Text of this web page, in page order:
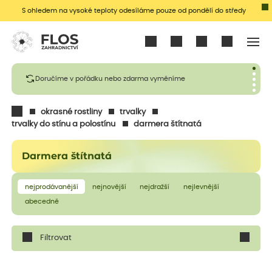
S ohledem na vysoké teploty odesíláme pouze od pondělí do středy
Doručíme v pořádku nebo zdarma vyměníme
okrasné rostliny
trvalky
trvalky do stínu a polostínu
darmera štítnatá
Darmera štítnatá
nejprodávanější nejnovější nejdražší nejlevnější
abecedně
Filtrovat